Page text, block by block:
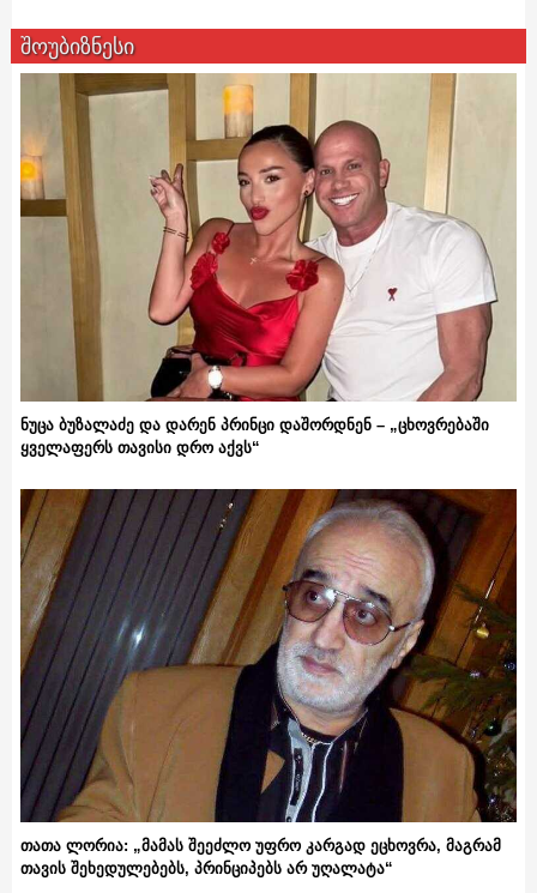
შოუბიზნესი
ნუცა ბუზალაძე და დარენ პრინცი დაშორდნენ – „ცხოვრებაში
ყველაფერს თავისი დრო აქვს“
თათა ლორია: „მამას შეეძლო უფრო კარგად ეცხოვრა, მაგრამ
თავის შეხედულებებს, პრინციპებს არ უღალატა“